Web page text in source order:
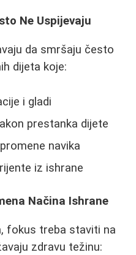
Ne Uspijevaju
da smršaju često
dijeta koje:
i gladi
prestanka dijete
navika
iz ishrane
Načina Ishrane
fokus treba staviti na
zdravu težinu: